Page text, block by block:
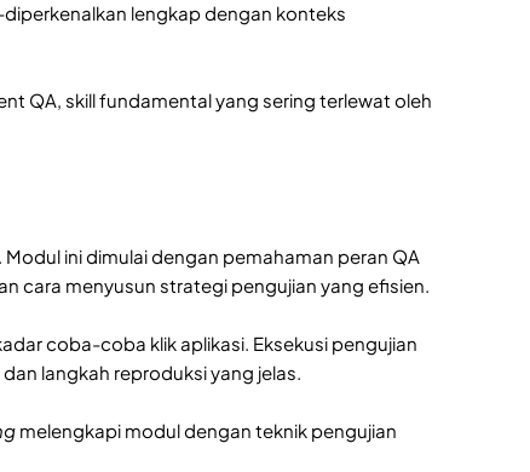
lengkap dengan konteks
QA, skill fundamental yang sering terlewat oleh
ini dimulai dengan pemahaman peran QA
cara menyusun strategi pengujian yang efisien.
coba-coba klik aplikasi. Eksekusi pengujian
dan langkah reproduksi yang jelas.
melengkapi modul dengan teknik pengujian